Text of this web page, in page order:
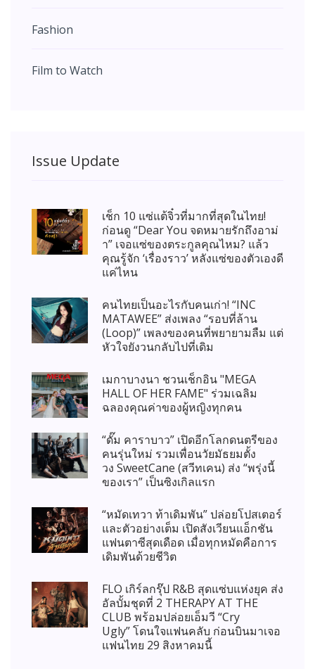
Fashion
Film to Watch
Issue Update
เช็ก 10 แซ่แต้จิ๋วที่มากที่สุดในไทย!
ก่อนดู “Dear You จดหมายรักถึงอาม่
า” เจอแซ่ของตระกูลคุณไหม? แล้ว
คุณรู้จัก ‘เรื่องราว’ หลังแซ่ของตัวเองดี
แค่ไหน
คนไทยเป็นอะไรกับคนเก่า! “INC
MATAWEE” ส่งเพลง “รอบที่ล้าน
(Loop)” เพลงของคนที่พยายามลืม แต่
หัวใจยังวนกลับไปที่เดิม
เมกาบางนา ชวนเช็กอิน "MEGA
HALL OF HER FAME" ร่วมเฉลิม
ฉลองคุณค่าของผู้หญิงทุกคน
“ดั๊ม คาราบาว” เปิดอีกโลกดนตรีของ
คนรุ่นใหม่ รวมเพื่อนวัยมัธยมตั้ง
วง SweetCane (สวีทเคน) ส่ง “พรุ่งนี้
ของเรา” เป็นซิงเกิลแรก
“หมัดเทวา ท้าเดิมพัน” ปล่อยโปสเตอร์
และตัวอย่างเต็ม เปิดสังเวียนแอ็กชัน
แฟนตาซีสุดเดือด เมื่อทุกหมัดคือการ
เดิมพันด้วยชีวิต
FLO เกิร์ลกรุ๊ป R&B สุดแซ่บแห่งยุค ส่ง
อัลบั้มชุดที่ 2 THERAPY AT THE
CLUB พร้อมปล่อยเอ็มวี “Cry
Ugly” โดนใจแฟนคลับ ก่อนบินมาเจอ
แฟนไทย 29 สิงหาคมนี้